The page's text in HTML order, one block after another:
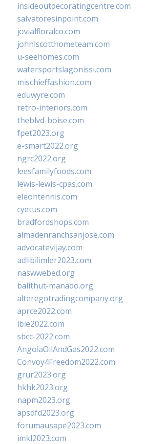
insideoutdecoratingcentre.com
salvatoresinpoint.com
jovialfloralco.com
johnlscotthometeam.com
u-seehomes.com
watersportslagonissi.com
mischieffashion.com
eduwyre.com
retro-interiors.com
theblvd-boise.com
fpet2023.org
e-smart2022.org
ngrc2022.org
leesfamilyfoods.com
lewis-lewis-cpas.com
eleontennis.com
cyetus.com
bradfordshops.com
almadenranchsanjose.com
advocatevijay.com
adlibilimler2023.com
naswwebed.org
balithut-manado.org
alteregotradingcompany.org
aprce2022.com
ibie2022.com
sbcc-2022.com
AngolaOilAndGas2022.com
Convoy4Freedom2022.com
grur2023.org
hkhk2023.org
napm2023.org
apsdfd2023.org
forumausape2023.com
imkl2023.com